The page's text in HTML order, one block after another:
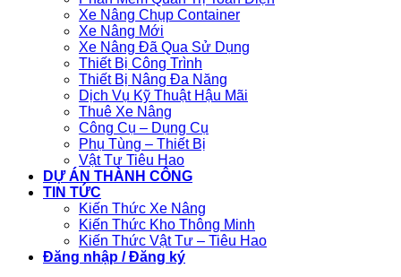
Xe Nâng Chụp Container
Xe Nâng Mới
Xe Nâng Đã Qua Sử Dụng
Thiết Bị Công Trình
Thiết Bị Nâng Đa Năng
Dịch Vụ Kỹ Thuật Hậu Mãi
Thuê Xe Nâng
Công Cụ – Dụng Cụ
Phụ Tùng – Thiết Bị
Vật Tư Tiêu Hao
DỰ ÁN THÀNH CÔNG
TIN TỨC
Kiến Thức Xe Nâng
Kiến Thức Kho Thông Minh
Kiến Thức Vật Tư – Tiêu Hao
Đăng nhập / Đăng ký